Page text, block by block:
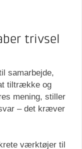
trivsel
samarbejde,
tiltrække og
mening, stiller
– det kræver
værktøjer til